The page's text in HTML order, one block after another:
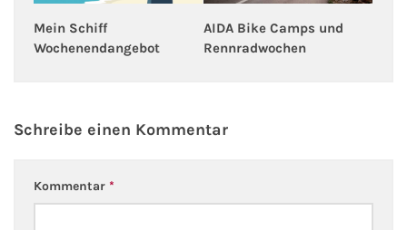
Mein Schiff
Wochenendangebot
AIDA Bike Camps und
Rennradwochen
Schreibe einen Kommentar
Kommentar *